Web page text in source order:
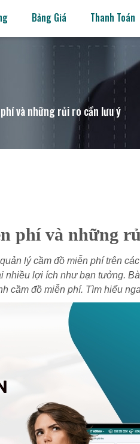
Bảng Giá Thanh Toán
và những rủi ro cần lưu ý
phí và những
lý cầm đồ miễn phí trên
lợi ích như bạn tưởng.
cầm đồ miễn phí. Tìm hiểu